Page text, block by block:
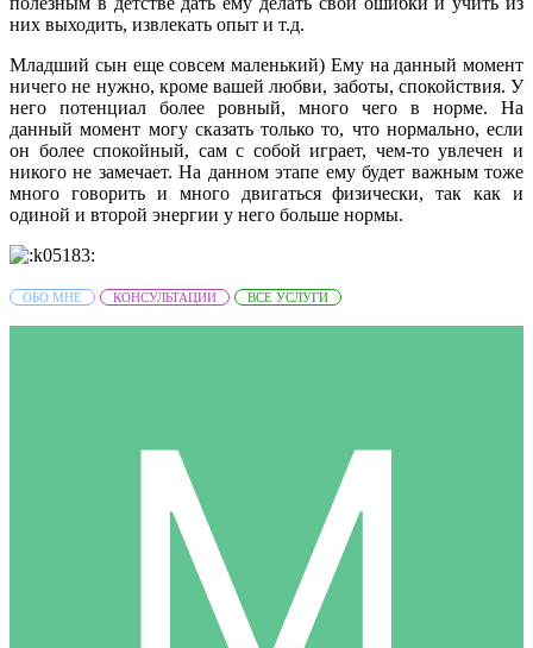
них выходить, извлекать опыт и т.д.
Младший сын еще совсем маленький) Ему на данный момент
ничего не нужно, кроме вашей любви, заботы, спокойствия. У
него потенциал более ровный, много чего в норме. На
данный момент могу сказать только то, что нормально, если
он более спокойный, сам с собой играет, чем-то увлечен и
никого не замечает. На данном этапе ему будет важным тоже
много говорить и много двигаться физически, так как и
одиной и второй энергии у него больше нормы.
ОБО МНЕ КОНСУЛЬТАЦИИ ВСЕ УСЛУГИ